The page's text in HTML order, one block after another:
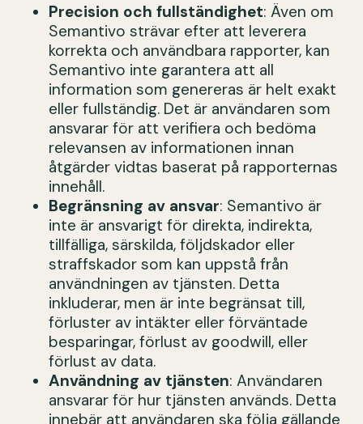
Precision och fullständighet: Även om
Semantivo strävar efter att leverera
korrekta och användbara rapporter, kan
Semantivo inte garantera att all
information som genereras är helt exakt
eller fullständig. Det är användaren som
ansvarar för att verifiera och bedöma
relevansen av informationen innan
åtgärder vidtas baserat på rapporternas
innehåll.
Begränsning av ansvar: Semantivo är
inte är ansvarigt för direkta, indirekta,
tillfälliga, särskilda, följdskador eller
straffskador som kan uppstå från
användningen av tjänsten. Detta
inkluderar, men är inte begränsat till,
förluster av intäkter eller förväntade
besparingar, förlust av goodwill, eller
förlust av data.
Användning av tjänsten: Användaren
ansvarar för hur tjänsten används. Detta
innebär att användaren ska följa gällande